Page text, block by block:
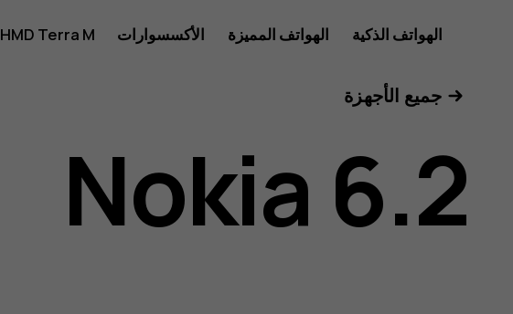
دليل
مستخدم
هاتف
الهواتف الذكية الهواتف المميزة الأكسسوارات HMD Terra M
جميع الأجهزة
Nokia 6.2